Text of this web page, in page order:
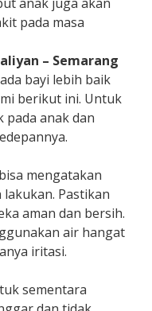
pada masa
– Semarang
bayi lebih baik
berikut ini. Untuk
pada anak dan
mengatakan
Pastikan
aman dan bersih.
air hangat
iritasi.
sementara